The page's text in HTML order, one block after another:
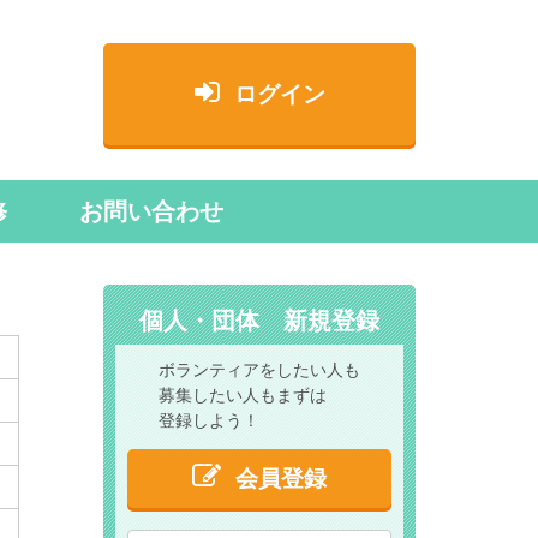
ログイン
お問い合わせ
個人・団体 新規登録
ボランティアをしたい人も
募集したい人もまずは
登録しよう！
会員登録